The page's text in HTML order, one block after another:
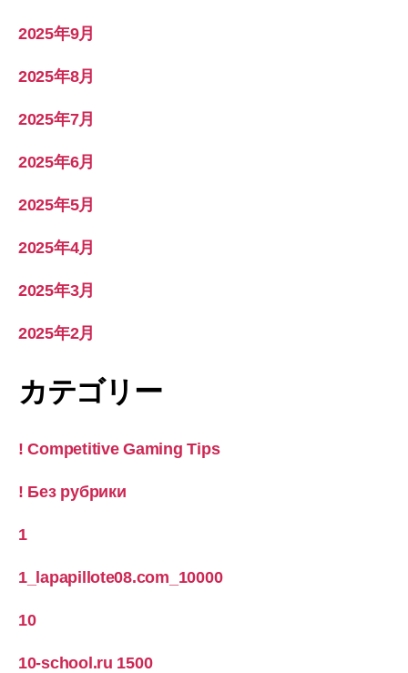
2025年9月
2025年8月
2025年7月
2025年6月
2025年5月
2025年4月
2025年3月
2025年2月
カテゴリー
! Competitive Gaming Tips
! Без рубрики
1
1_lapapillote08.com_10000
10
10-school.ru 1500